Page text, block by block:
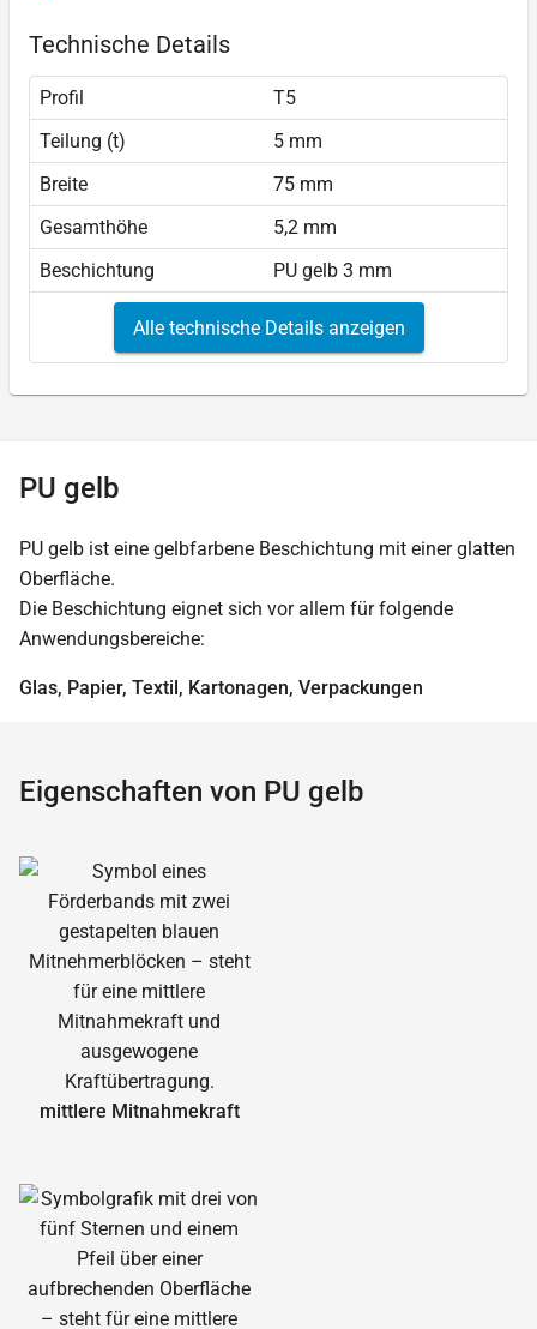
Technische Details
Profil
T5
Teilung (t)
5 mm
Breite
75 mm
Gesamthöhe
5,2 mm
Beschichtung
PU gelb 3 mm
Alle technische Details anzeigen
PU gelb
PU gelb ist eine gelbfarbene Beschichtung mit einer glatten
Oberfläche.
Die Beschichtung eignet sich vor allem für folgende
Anwendungsbereiche:
Glas, Papier, Textil, Kartonagen, Verpackungen
Eigenschaften von PU gelb
mittlere Mitnahmekraft